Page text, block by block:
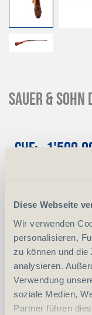
Diese Webseite
Wir verwenden
personalisieren,
zu können und
analysieren.
Verwendung
soziale Medien,
Partner führen
SAUER &
CHF
wir das
Anzahlung+
vergleichen